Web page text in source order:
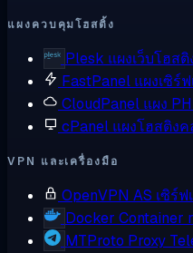
แผงควบคุมโฮสติ้ง
Plesk แผงเว็บโฮส
FastPanel แผงเซิร์
CloudPanel แผง
cPanel แผงโฮสติง
VPN และเครื่องมือ
OpenVPN AS เซิร์ฟ
Docker Container
MTProto Proxy